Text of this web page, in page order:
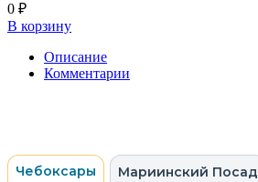
0 ₽
В корзину
Описание
Комментарии
Чебоксары Мариинский Посад